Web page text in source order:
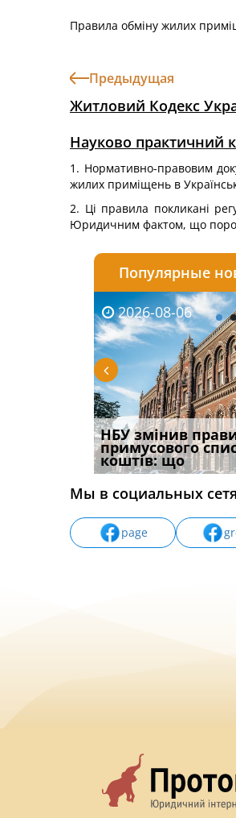
Правила обміну жилих
Предыдущая
Житловий Кодекс
Науково практичний
1. Нормативно-правовим
жилих приміщень в
2. Ці правила покликані
Юридичним фактом, що
Популярные
2026-08-06
НБУ змінив
примусового
коштів: що
2026-08-03
Водії можуть
компенсацію
незаконні дії
Мы в социальных
page